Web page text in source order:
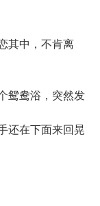
其中，不肯离
鸯浴，突然发
还在下面来回晃